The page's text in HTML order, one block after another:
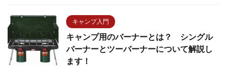
キャンプ入門
キャンプ用のバーナーとは？ シングル
バーナーとツーバーナーについて解説し
ます！